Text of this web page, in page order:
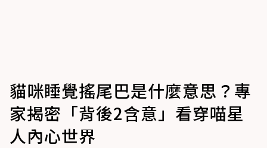
貓咪睡覺搖尾巴是什麼意思？專
家揭密「背後2含意」看穿喵星
人內心世界